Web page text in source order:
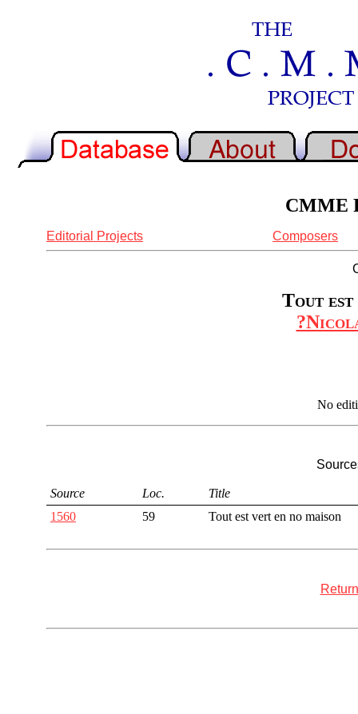
CMME
Editorial Projects Composers
Tout est
No
Source Loc.
Title
1560
59 Tout est vert en no maison